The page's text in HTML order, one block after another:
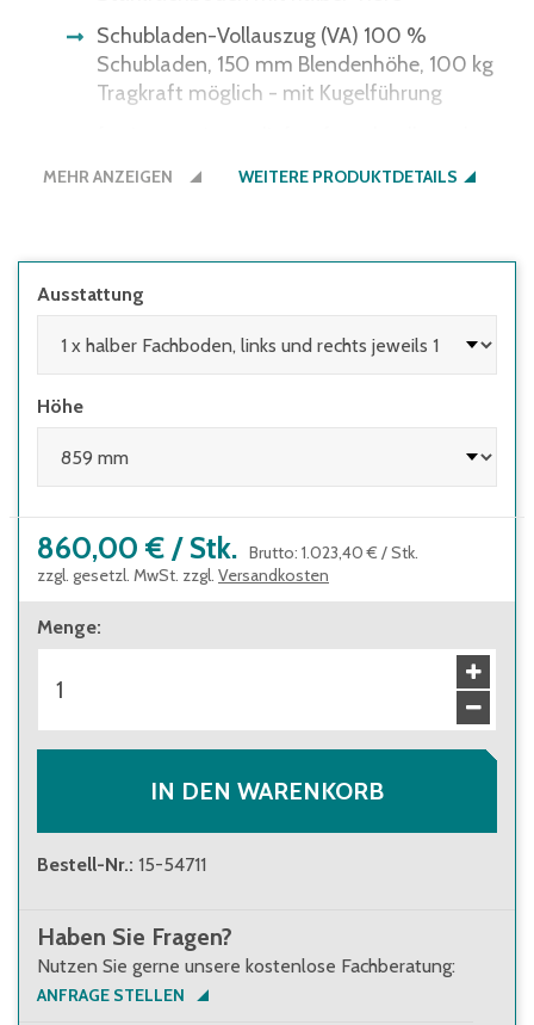
Schubladen-Vollauszug (VA) 100 %
Schubladen, 150 mm Blendenhöhe, 100 kg
Tragkraft möglich - mit Kugelführung
einfache Inbetriebnahme
MEHR ANZEIGEN WEITERE PRODUKTDETAILS
Ausstattung
Höhe
860,00 € / Stk. Brutto: 1.023,40 € /Stk.
zzgl. gesetzl. MwSt. zzgl. Versandkosten
Menge:
IN DEN WARENKORB
Bestell-Nr.: 15-54711
Haben Sie Fragen?
Nutzen Sie gerne unsere kostenlose Fachberatung:
ANFRAGE STELLEN